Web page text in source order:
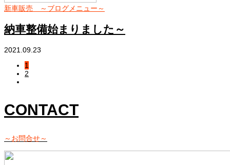
新車販売 ～ブログメニュー～
納車整備始まりました～
2021.09.23
1
2
CONTACT
～お問合せ～